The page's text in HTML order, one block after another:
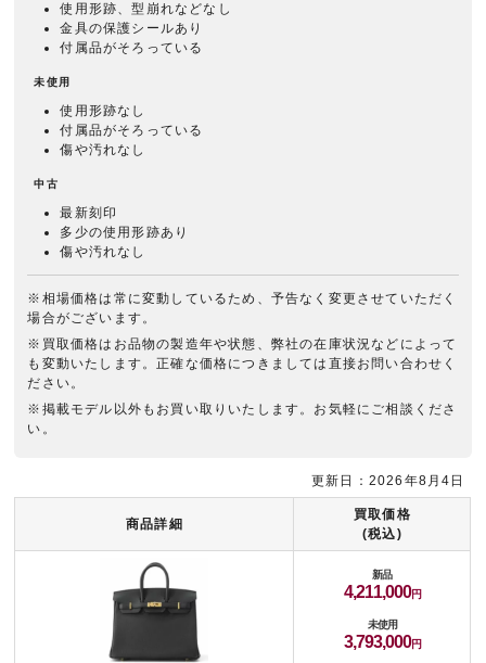
使用形跡、型崩れなどなし
金具の保護シールあり
付属品がそろっている
未使用
使用形跡なし
付属品がそろっている
傷や汚れなし
中古
最新刻印
多少の使用形跡あり
傷や汚れなし
※相場価格は常に変動しているため、予告なく変更させていただく
場合がございます。
※買取価格はお品物の製造年や状態、弊社の在庫状況などによって
も変動いたします。正確な価格につきましては直接お問い合わせく
ださい。
※掲載モデル以外もお買い取りいたします。お気軽にご相談くださ
い。
商品詳細
買取価格
(税込)
新品
4,211,000
未使用
3,793,000
更新日：2026年8月4日